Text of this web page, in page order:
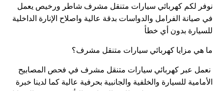
نوفر لكم كهربائي سيارات متنقل مشرف شاطر ورخيص يعمل
في صيانة الفرامل والدواسات بدقة عالية واصلاح الإنارة الداخلية
للسيارة بدون أي خطأ
ما هي مزايا كهربائي سيارات متنقل مشرف؟
نعمل عبر كهربائي سيارات متنقل مشرف في فحص المصابيح
الأمامية للسيارة والخلفية والجانبية بحرفية عالية كما لدينا خبرة